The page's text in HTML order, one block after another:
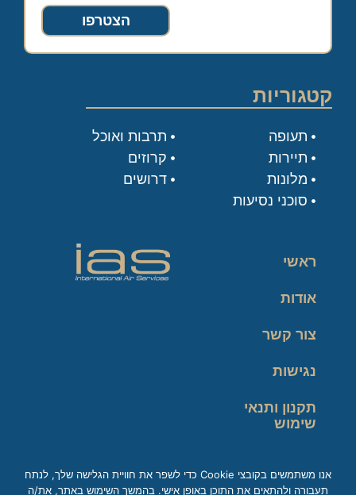
הצטרפו
קטגוריות
תעופה
תיירות
מלונות
סוכני נסיעות
תרבות ואוכל
קרוזים
דרושים
ראשי
אודות
צור קשר
נגישות
תקנון ותנאי
שימוש
אנו משתמשים בקובצי Cookie כדי לשפר את חוויית הגלישה שלך, לנתח
תעבורה ולהתאים את התוכן באופן אישי. בהמשך השימוש באתר, את/ה